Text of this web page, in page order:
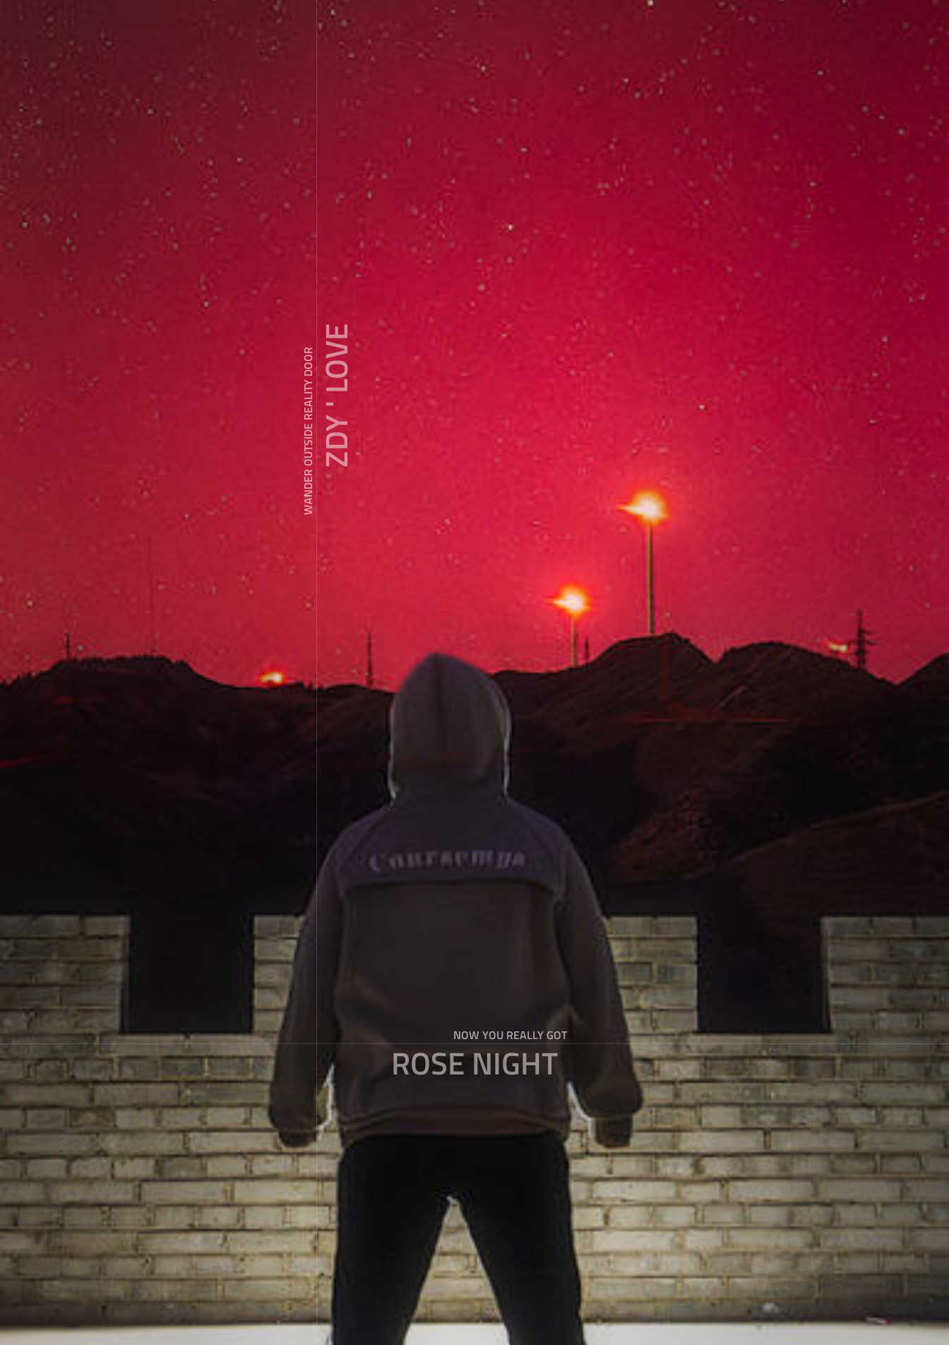
WANDER OUTSIDE REALITY DOORZDY ' LOVE
NOW YOU REALLY GOT
ROSE NIGHT